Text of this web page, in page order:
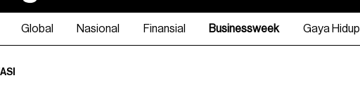
Global Nasional Finansial Businessweek Gaya Hidup